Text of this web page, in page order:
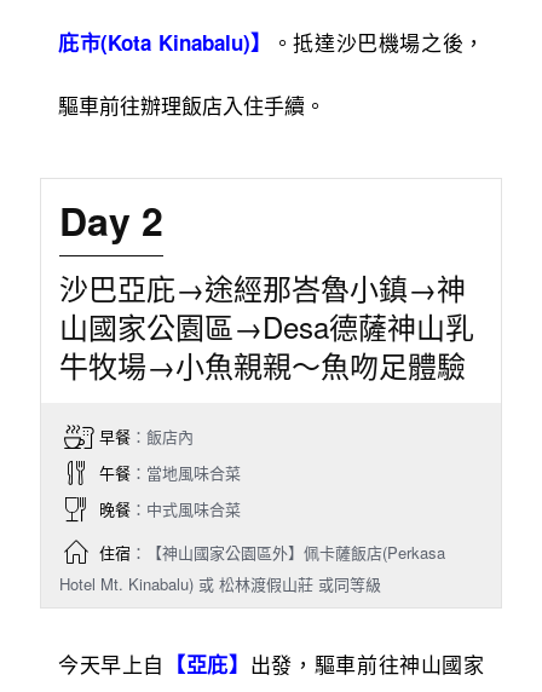
庇市(Kota Kinabalu)】 。抵達沙巴機場之後，
驅車前往辦理飯店入住手續。
Day 2
沙巴亞庇→途經那峇魯小鎮→神
山國家公園區→Desa德薩神山乳
牛牧場→小魚親親〜魚吻足體驗
早餐：飯店內
午餐：當地風味合菜
晚餐：中式風味合菜
住宿：【神山國家公園區外】佩卡薩飯店(Perkasa
Hotel Mt. Kinabalu) 或 松林渡假山莊 或同等級
今天早上自 【亞庇】 出發，驅車前往神山國家